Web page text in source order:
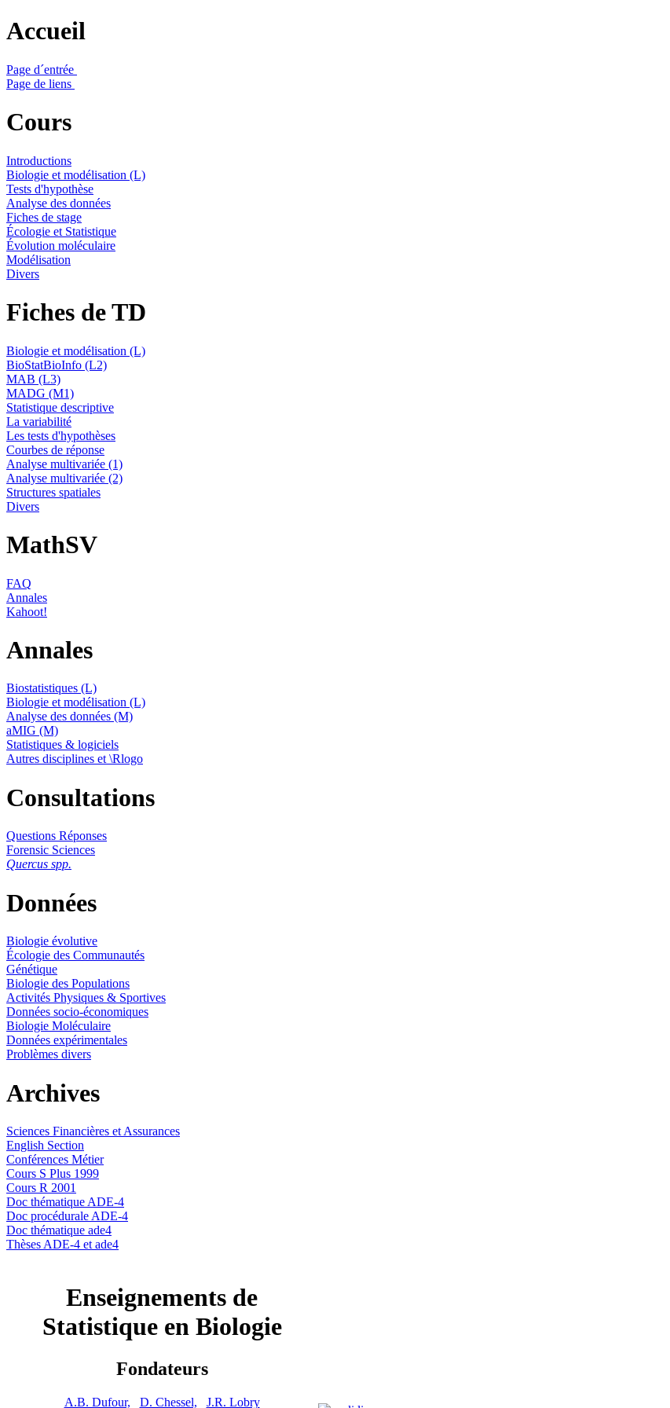
Accueil
Page d´entrée
Page de liens
Cours
Introductions
Biologie et modélisation (L)
Tests d'hypothèse
Analyse des données
Fiches de stage
Écologie et Statistique
Évolution moléculaire
Modélisation
Divers
Fiches de TD
Biologie et modélisation (L)
BioStatBioInfo (L2)
MAB (L3)
MADG (M1)
Statistique descriptive
La variabilité
Les tests d'hypothèses
Courbes de réponse
Analyse multivariée (1)
Analyse multivariée (2)
Structures spatiales
Divers
MathSV
FAQ
Annales
Kahoot!
Annales
Biostatistiques (L)
Biologie et modélisation (L)
Analyse des données (M)
aMIG (M)
Statistiques & logiciels
Autres disciplines et \Rlogo
Consultations
Questions Réponses
Forensic Sciences
Quercus spp.
Données
Biologie évolutive
Écologie des Communautés
Génétique
Biologie des Populations
Activités Physiques & Sportives
Données socio-économiques
Biologie Moléculaire
Données expérimentales
Problèmes divers
Archives
Sciences Financières et Assurances
English Section
Conférences Métier
Cours S Plus 1999
Cours R 2001
Doc thématique ADE-4
Doc procédurale ADE-4
Doc thématique ade4
Thèses ADE-4 et ade4
Enseignements de
Statistique en Biologie
Fondateurs
A.B. Dufour, D. Chessel, J.R. Lobry